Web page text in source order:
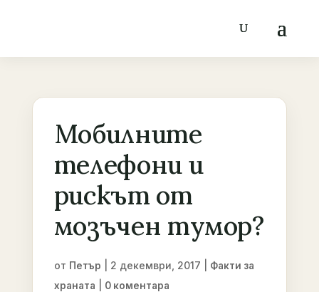
Мобилните
телефони и
рискът от
мозъчен тумор?
от Петър 2 декември, 2017
Факти за
храната
0 коментара